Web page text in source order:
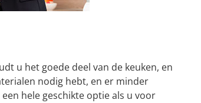
u het goede deel van de keuken, en
nodig hebt, en er minder
hele geschikte optie als u voor